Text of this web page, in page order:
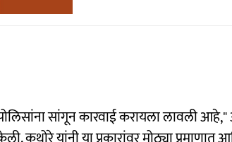
सांगून कारवाई करायला लावली आहे,"